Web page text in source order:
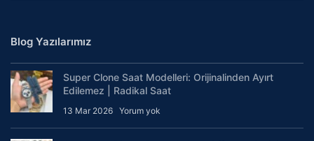
Blog Yazılarımız
Super Clone Saat Modelleri: Orijinalinden Ayırt
Edilemez | Radikal Saat
13 Mar 2026 Yorum yok